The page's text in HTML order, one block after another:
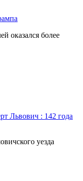
оказался более
Львович : 142 года
уезда